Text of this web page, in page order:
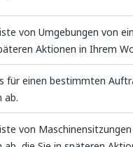
von Umgebungen von
Aktionen in Ihrem
für einen bestimmten
ab.
von